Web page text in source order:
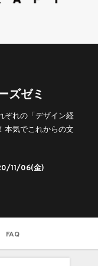
ズゼミ
ぞれの「デザイン経
本気でこれからの文
11/06(金)
FAQ